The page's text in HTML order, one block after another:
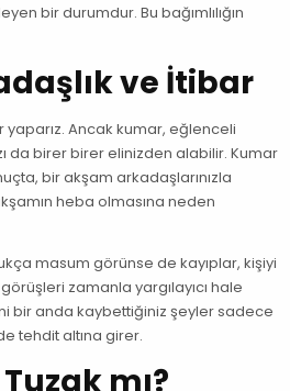
bir durumdur. Bu bağımlılığın
ve İtibar
Ancak kumar, eğlenceli
da birer birer elinizden alabilir. Kumar
bir akşam arkadaşlarınızla
heba olmasına neden
masum görünse de kayıplar, kişiyi
zamanla yargılayıcı hale
bir anda kaybettiğiniz şeyler sadece
tehdit altına girer.
mı?